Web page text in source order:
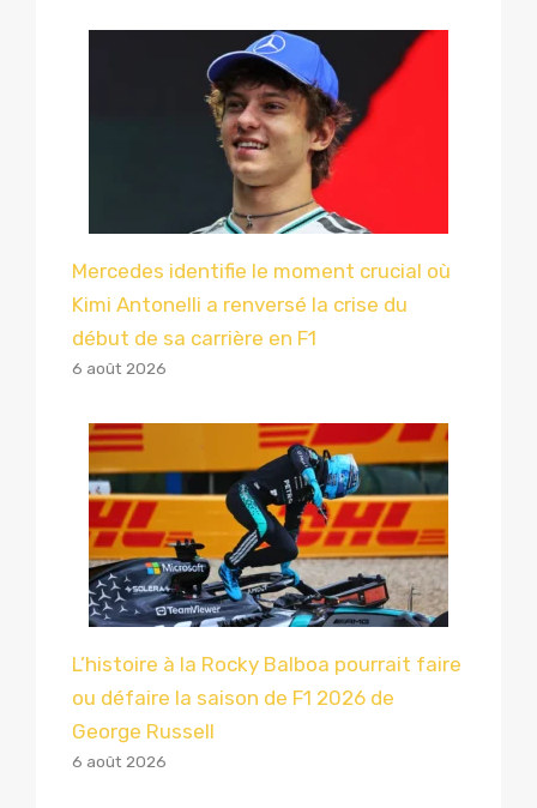
Mercedes identifie le moment crucial où
Kimi Antonelli a renversé la crise du
début de sa carrière en F1
6 août 2026
L’histoire à la Rocky Balboa pourrait faire
ou défaire la saison de F1 2026 de
George Russell
6 août 2026